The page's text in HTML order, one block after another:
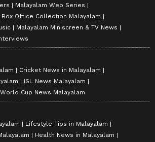
Malayalam Web Series
Box Office Collection Malayalam
Malayalam Miniscreen & TV News
Cricket News in Malayalam
ISL News Malayalam
World Cup News Malayalam
Lifestyle Tips in Malayalam
Health News in Malayalam